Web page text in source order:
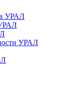
УРАЛ
УРАЛ